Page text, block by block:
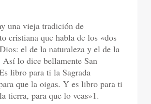
una vieja tradición de
cristiana que habla de los «dos
el de la naturaleza y el de la
Así lo dice bellamente San
libro para ti la Sagrada
que la oigas. Y es libro para ti
tierra, para que lo veas»1.